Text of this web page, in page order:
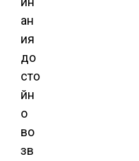
ан
ия
до
сто
йн
о
во
зв